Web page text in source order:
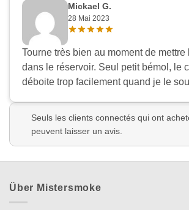
Mickael G.
28 Mai 2023
Tourne très bien au moment de mettre
dans le réservoir. Seul petit bémol, le
déboite trop facilement quand je le
Seuls les clients connectés qui ont
peuvent laisser un avis.
Über Mistersmoke